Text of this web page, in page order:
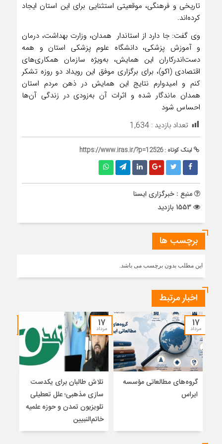
تاریخی و فرهنگی، موقعیتی استثنایی برای این استان ایجاد
کرده‌اند.
وی گفت: جا دارد از استاندار همدان، وزارت بهداشت، درمان
و آموزش پزشکی، دانشگاه علوم پزشکی استان و همه
دست‌اندرکاران این همایش، به‌ویژه سازمان همکاری‌های
اقتصادی (اکو)، برای برگزاری موفق این رویداد دو روزه تشکر
کنم و امیدوارم نتایج این همایش در ذهن مردم استان
همدان ماندگار شده و اثرات آن به‌زودی در زندگی آن‌ها
احساس شود
تعداد بازدید : 1,634
لینک کوتاه :https://www.iras.ir/?p=12526
منبع : خبرگزاری ایسنا
برچسب ها
این مطلب بدون برچسب می باشد.
اخبار مرتبط
۱۷
مرداد
گروه‌های مطالعاتی مؤسسه
ایراس
۱۷
مرداد
تلاش طالبان برای یکدست
سازی مذهبی؛ علل تعطیلی
تلویزیون تمدن و حوزه علمیه
خاتم‌النبیین